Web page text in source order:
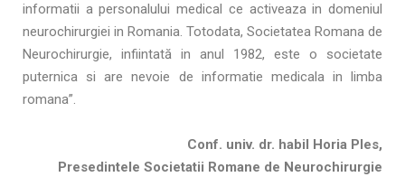
informatii apersonalului medical ce activeaza in domeniul
neurochirurgiei in Romania. Totodata, Societatea Romana de
Neurochirurgie, infiintată in anul 1982, este o societate
puternica si are nevoie de informatie medicala in limba
romana”.
Conf. univ. dr. habil Horia Ples,
Presedintele Societatii Romane de Neurochirurgie